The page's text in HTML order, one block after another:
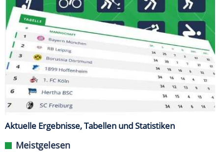
Aktuelle Ergebnisse, Tabellen und Statistiken
Meistgelesen